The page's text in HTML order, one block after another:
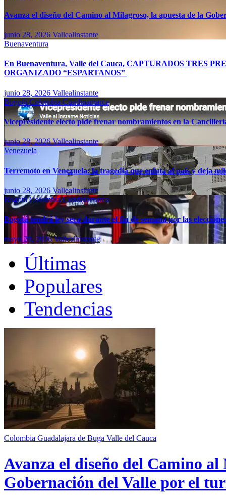
Avanza el diseño del Camino al Milagroso, la apuesta de la
junio 28, 2026 Vallealinstante
Buenaventura
En Buenaventura, Valle del Cauca, CAPTURADOS TRES
ORGANIZADO “ESPARTANOS”
junio 28, 2026 Vallealinstante
BogotáColombia Cundinamarca
Vicepresidente electo pide frenar nombramientos en la
junio 28, 2026Vallealinstante
Venezuela
Terremoto en Venezuela: la tragedia que enluta al país y deja
junio 28, 2026 Vallealinstante
BogotáColombiaCundinamarca
Bogotá tendrá ley seca durante el fin de semana por las
mayo 29, 2026Vallealinstante
Últimas
Populares
Tendencias
Colombia Guadalajara de Buga Valle del Cauca
Avanza el diseño del Camino
Gobernación del Valle por el